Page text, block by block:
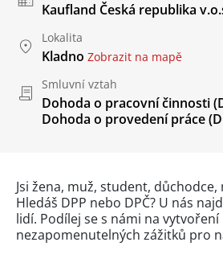
Kaufland Česká republika
Lokalita
Kladno Zobrazit na mapě
Smluvní vztah
Dohoda o pracovní činnosti
Dohoda o provedení práce
Jsi žena, muž, student,
Hledáš DPP nebo DPČ? U nás
lidí. Podílej se s námi na vytvoření
nezapomenutelných zážitků pro